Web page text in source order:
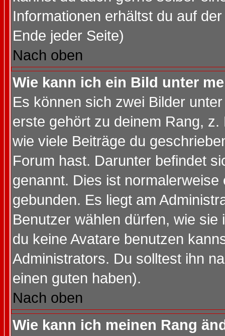
Informationen erhältst du auf
Ende jeder Seite)
Nach oben
Wie kann ich ein Bild unter
Es können sich zwei Bilder
erste gehört zu deinem Rang,
wie viele Beiträge du
Forum hast. Darunter befindet
genannt. Dies ist
gebunden. Es liegt am
Benutzer wählen dürfen, wie
du keine Avatare benutzen
Administrators. Du solltest ihn
einen guten haben).
Nach oben
Wie kann ich meinen Rang